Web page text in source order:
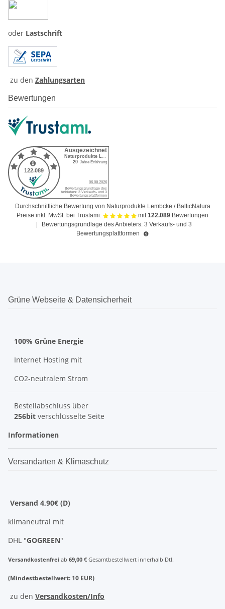
oder Lastschrift
zu den Zahlungsarten
Bewertungen
Durchschnittliche Bewertung von Naturprodukte Lembcke / BalticNatura
Preise inkl. MwSt. bei Trustami:
mit122.089 Bewertungen
Bewertungsgrundlage des Anbieters: 3 Verkaufs- und 3
Bewertungsplattformen
Grüne Webseite & Datensicherheit
100% Grüne Energie
Internet Hosting mit
CO2-neutralem Strom
Bestellabschluss über
256bit verschlüsselte Seite
Informationen
Versandarten & Klimaschutz
Versand 4,90€ (D)
klimaneutral mit
DHL "GOGREEN"
Versandkostenfrei ab 69,00 € Gesamtbestellwert innerhalb Dtl.
(Mindestbestellwert: 10 EUR)
zu den Versandkosten/Info